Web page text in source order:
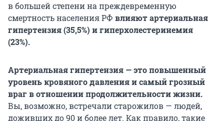
в большей степени на преждевременную
смертность населения РФ влияют артериальная
гипертензия (35,5%) и гиперхолестеринемия
(23%).
Артериальная гипертензия — это повышенный
уровень кровяного давления и самый грозный
враг в отношении продолжительности жизни.
Вы, возможно, встречали старожилов — людей,
доживших до 90 и более лет. Как правило, такие